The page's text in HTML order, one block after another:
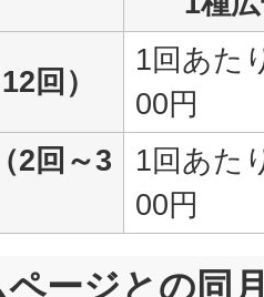
回）
1回あた
00円
2回～3
1回あた
00円
ージとの同